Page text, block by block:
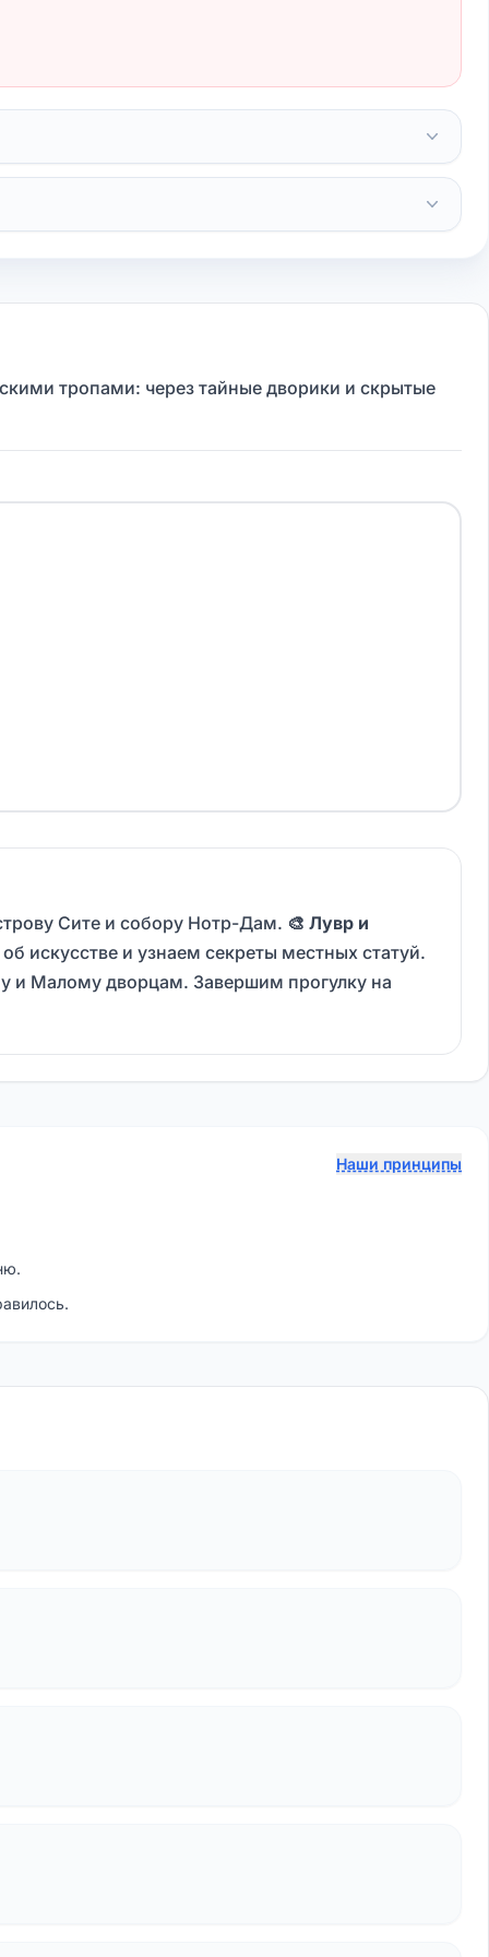
тропами: через тайные дворики и скрытые
Сите и собору Нотр-Дам. 🎨 Лувр и
и узнаем секреты местных статуй.
Малому дворцам. Завершим прогулку на
Наши принципы